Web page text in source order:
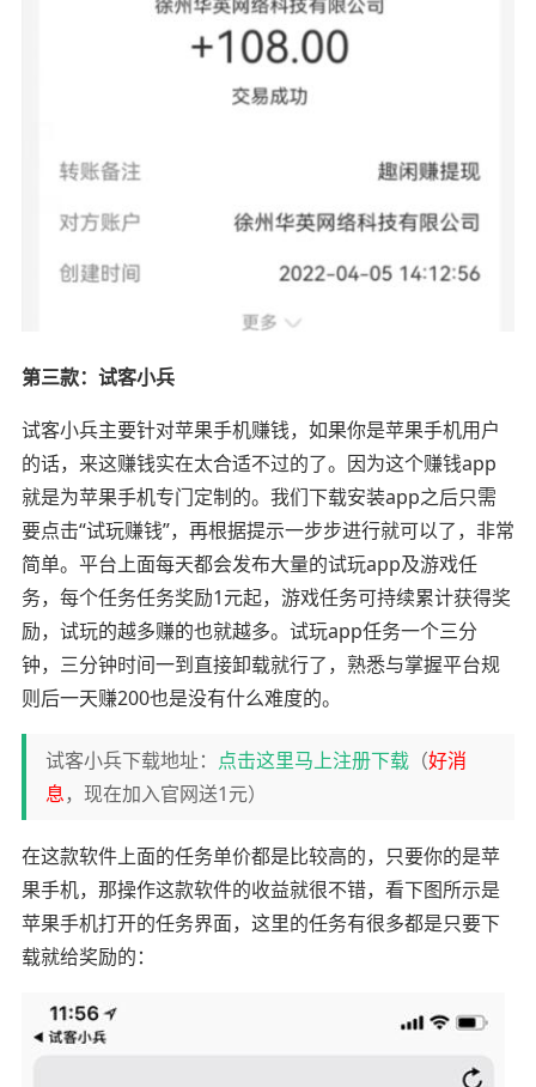
第三款：试客小兵
试客小兵主要针对苹果手机赚钱，如果你是苹果手机用户
的话，来这赚钱实在太合适不过的了。因为这个赚钱app
就是为苹果手机专门定制的。我们下载安装app之后只需
要点击“试玩赚钱”，再根据提示一步步进行就可以了，非常
简单。平台上面每天都会发布大量的试玩app及游戏任
务，每个任务任务奖励1元起，游戏任务可持续累计获得奖
励，试玩的越多赚的也就越多。试玩app任务一个三分
钟，三分钟时间一到直接卸载就行了，熟悉与掌握平台规
则后一天赚200也是没有什么难度的。
试客小兵下载地址： 点击这里马上注册下载（好消
息，现在加入官网送1元）
在这款软件上面的任务单价都是比较高的，只要你的是苹
果手机，那操作这款软件的收益就很不错，看下图所示是
苹果手机打开的任务界面，这里的任务有很多都是只要下
载就给奖励的：